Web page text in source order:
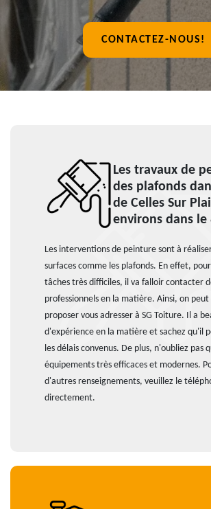
CONTACTEZ-NOUS!
Les travaux de
des plafonds
de Celles Sur
environs dans le
Les interventions de peinture sont à
surfaces comme les plafonds. En effet,
tâches très difficiles, il va falloir contacter
professionnels en la matière. Ainsi, on peut
proposer vous adresser à SG Toiture. Il a
d'expérience en la matière et sachez qu'il
les délais convenus. De plus, n'oubliez pas
équipements très efficaces et modernes.
d'autres renseignements, veuillez le
directement.